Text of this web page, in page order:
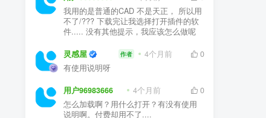
我用的是普通的CAD 不是天正， 所以用
不了/??? 下载完让我选择打开插件的软
件..... 没有其他提示，我应该怎么做呢
灵感屋 作者 4个月前
0
有使用说明呀
用户96983666 4个月前
0
怎么加载啊？用什么打开？有没有使用
说明啊。付费却用不了....